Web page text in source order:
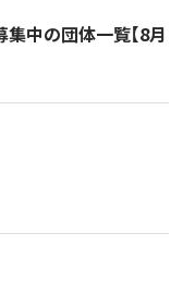
中の団体一覧【8月